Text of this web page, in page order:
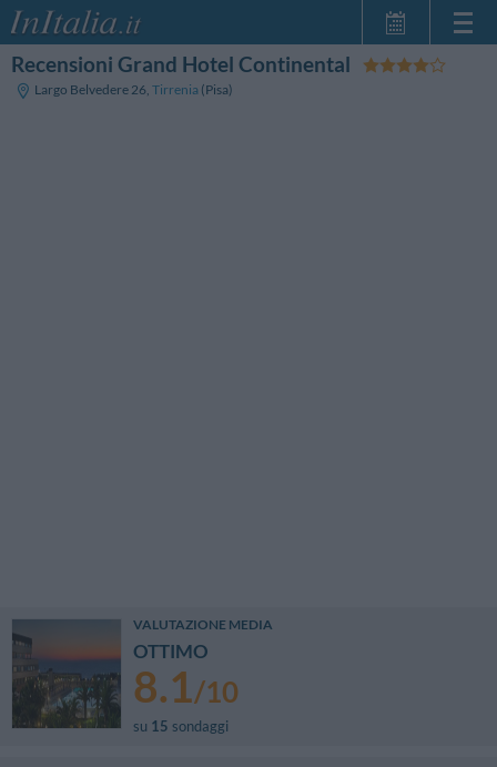
Home Page
Recensioni Grand Hotel Continental
Largo Belvedere 26, Tirrenia (Pisa)
VALUTAZIONE MEDIA
OTTIMO
8.1/10
su 15 sondaggi